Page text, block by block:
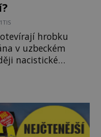
hrobku
v uzbeckém
nacistické
a napadá
zarážející, že se
jde jen o fascinující